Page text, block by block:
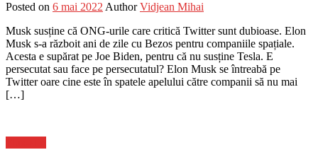
Posted on 6 mai 2022 Author Vidjean Mihai
Musk susține că ONG-urile care critică Twitter sunt dubioase. Elon
Musk s-a războit ani de zile cu Bezos pentru companiile spațiale.
Acesta e supărat pe Joe Biden, pentru că nu susține Tesla. E
persecutat sau face pe persecutatul? Elon Musk se întreabă pe
Twitter oare cine este în spatele apelului către companii să nu mai
[…]